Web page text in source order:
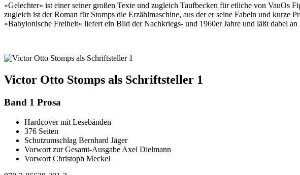
»Gelechter« ist einer seiner großen Texte und zugleich Taufbecken für etliche von VauOs
zugleich ist der Roman für Stomps die Erzählmaschine, aus der er seine Fabeln und
»Babylonische Freiheit« liefert ein Bild der Nachkriegs- und 1960er Jahre und läßt dabei
Victor Otto Stomps als Schriftsteller 1
Band 1 Prosa
Hardcover mit Lesebänden
376 Seiten
Schutzumschlag Bernhard Jäger
Vorwort zur Gesamt-Ausgabe Axel Dielmann
Vorwort Christoph Meckel